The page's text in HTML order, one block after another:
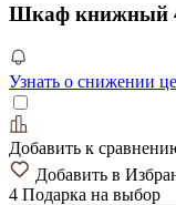
Шкаф книжный
Узнать о снижении
Добавить к
Добавить в
4 Подарка на выбор